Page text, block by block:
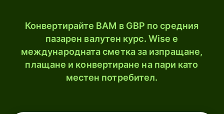
Конвертирайте BAM в GBP по средния
пазарен валутен курс. Wise е
международната сметка за изпращане,
плащане и конвертиране на пари като
местен потребител.